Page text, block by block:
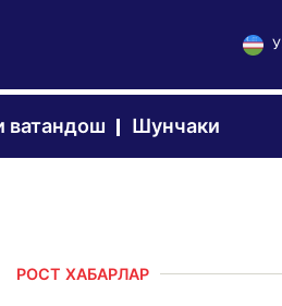
ватандош Шунчаки
РОСТ ХАБАРЛАР